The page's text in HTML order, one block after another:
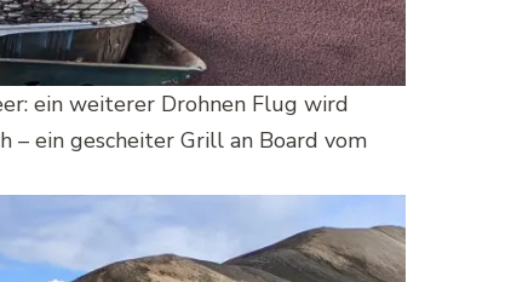
ein weiterer Drohnen Flug wird
– ein gescheiter Grill an Board vom